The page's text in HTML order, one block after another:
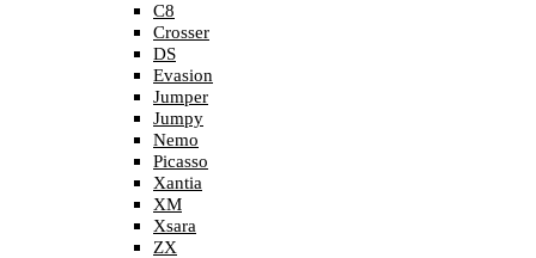
C8
Crosser
DS
Evasion
Jumper
Jumpy
Nemo
Picasso
Xantia
XM
Xsara
ZX